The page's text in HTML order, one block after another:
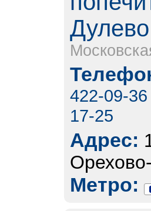
422-09-36
17-25
Адрес:
Метро: